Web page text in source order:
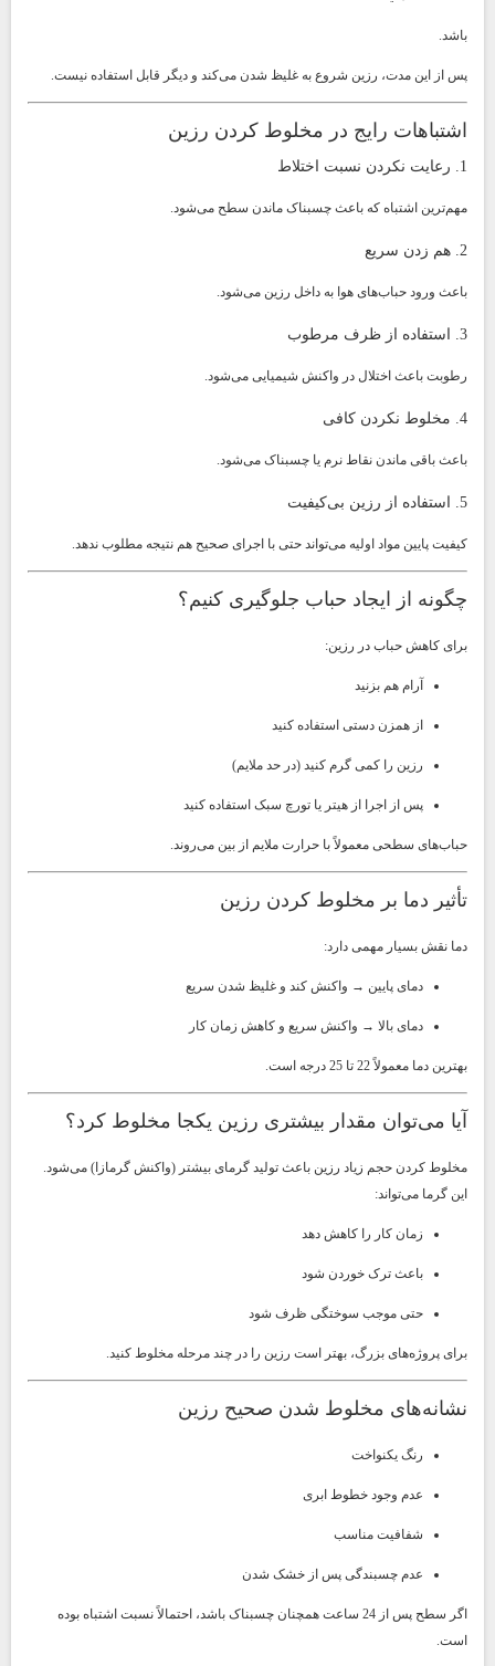
باشد.
پس از این مدت، رزین شروع به غلیظ شدن می‌کند و دیگر قابل استفاده نیست.
اشتباهات رایج در مخلوط کردن رزین
1. رعایت نکردن نسبت اختلاط
مهم‌ترین اشتباه که باعث چسبناک ماندن سطح می‌شود.
2. هم زدن سریع
باعث ورود حباب‌های هوا به داخل رزین می‌شود.
3. استفاده از ظرف مرطوب
رطوبت باعث اختلال در واکنش شیمیایی می‌شود.
4. مخلوط نکردن کافی
باعث باقی ماندن نقاط نرم یا چسبناک می‌شود.
5. استفاده از رزین بی‌کیفیت
کیفیت پایین مواد اولیه می‌تواند حتی با اجرای صحیح هم نتیجه مطلوب ندهد.
چگونه از ایجاد حباب جلوگیری کنیم؟
برای کاهش حباب در رزین:
آرام هم بزنید
از همزن دستی استفاده کنید
رزین را کمی گرم کنید (در حد ملایم)
پس از اجرا از هیتر یا تورچ سبک استفاده کنید
حباب‌های سطحی معمولاً با حرارت ملایم از بین می‌روند.
تأثیر دما بر مخلوط کردن رزین
دما نقش بسیار مهمی دارد:
دمای پایین → واکنش کند و غلیظ شدن سریع
دمای بالا → واکنش سریع و کاهش زمان کار
بهترین دما معمولاً 22 تا 25 درجه است.
آیا می‌توان مقدار بیشتری رزین یکجا مخلوط کرد؟
مخلوط کردن حجم زیاد رزین باعث تولید گرمای بیشتر (واکنش گرمازا) می‌شود.
این گرما می‌تواند:
زمان کار را کاهش دهد
باعث ترک خوردن شود
حتی موجب سوختگی ظرف شود
برای پروژه‌های بزرگ، بهتر است رزین را در چند مرحله مخلوط کنید.
نشانه‌های مخلوط شدن صحیح رزین
رنگ یکنواخت
عدم وجود خطوط ابری
شفافیت مناسب
عدم چسبندگی پس از خشک شدن
اگر سطح پس از 24 ساعت همچنان چسبناک باشد، احتمالاً نسبت اشتباه بوده
است.